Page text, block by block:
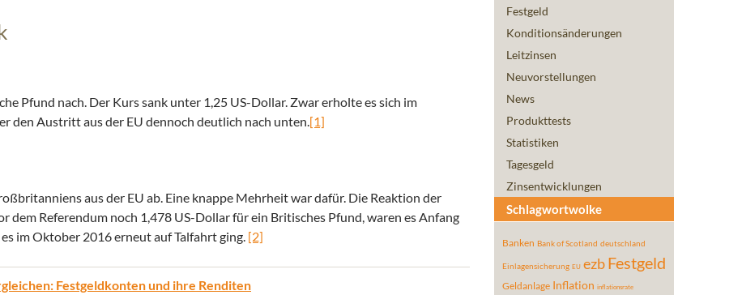
Pfund nach. Der Kurs sank unter 1,25 US-Dollar. Zwar erholte es sich im
den Austritt aus der EU dennoch deutlich nach unten.[1]
aus der EU ab. Eine knappe Mehrheit war dafür. Die Reaktion der
dem Referendum noch 1,478 US-Dollar für ein Britisches Pfund, waren es Anfang
im Oktober 2016 erneut auf Talfahrt ging. [2]
Festgeldkonten und ihre Renditen
Festgeld
Konditionsänderungen
Leitzinsen
Neuvorstellungen
News
Produkttests
Statistiken
Tagesgeld
Zinsentwicklungen
Schlagwortwolke
Banken Bank of Scotland deutschland
Einlagensicherung EU ezbFestgeld
Geldanlage Inflation inflationsrate